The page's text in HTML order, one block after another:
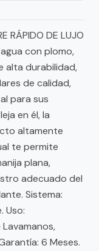
RÁPIDO DE LUJO
con plomo,
alta durabilidad,
de calidad,
para sus
en él, la
altamente
te permite
plana,
adecuado del
Sistema:
Uso:
6 Meses.